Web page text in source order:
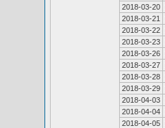
2018-03-20
2018-03-21
2018-03-22
2018-03-23
2018-03-26
2018-03-27
2018-03-28
2018-03-29
2018-04-03
2018-04-04
2018-04-05